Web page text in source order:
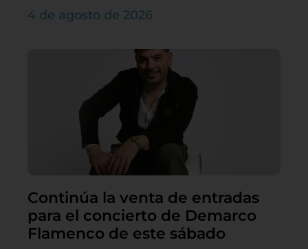
4 de agosto de 2026
Continúa la venta de entradas
para el concierto de Demarco
Flamenco de este sábado